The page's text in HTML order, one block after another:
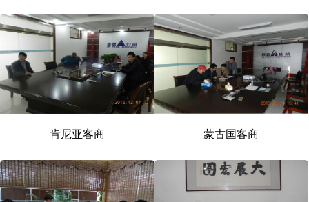
肯尼亚客商 蒙古国客商